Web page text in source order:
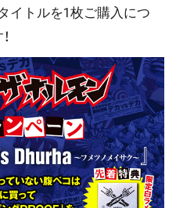
イトルを1枚ご購入につ